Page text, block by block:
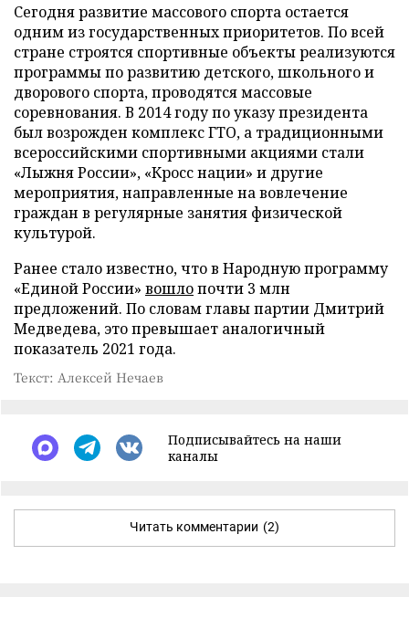
Сегодня развитие массового спорта остается
одним из государственных приоритетов. По всей
стране строятся спортивные объекты реализуются
программы по развитию детского, школьного и
дворового спорта, проводятся массовые
соревнования. В 2014 году по указу президента
был возрожден комплекс ГТО, а традиционными
всероссийскими спортивными акциями стали
«Лыжня России», «Кросс нации» и другие
мероприятия, направленные на вовлечение
граждан в регулярные занятия физической
культурой.
Ранее стало известно, что в Народную программу
«Единой России» вошлопочти 3 млн
предложений. По словам главы партии Дмитрий
Медведева, это превышает аналогичный
показатель 2021 года.
Текст: Алексей Нечаев
Подписывайтесь на наши
каналы
Читать комментарии (2)